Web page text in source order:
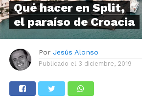
Qué hacer en Split,
el paraíso de Croacia
Por Jesús Alonso
Publicado el 3 diciembre, 2019